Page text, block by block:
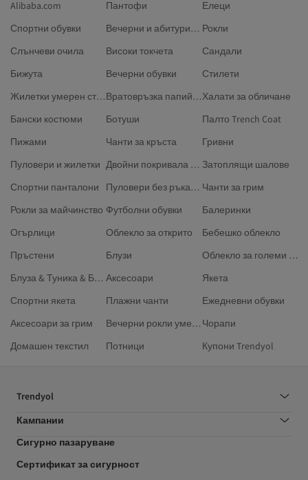
Alibaba.com
Пантофи
Елеци
Спортни обувки
Вечерни и абитуриентски рокли Рокли
Слънчеви очила
Високи токчета
Сандали
Бижута
Вечерни обувки
Стилети
Жилетки умерен стил
Вратовръзка папийонкаХалати за обличане
Бански костюми
Ботуши
Палто Trench Coat
Пижами
Чанти за кръста
Гривни
Пуловери и жилетки
Двойни покривала за завивки Затоплящи шалове
Спортни панталони
Пуловери без ръкави размер Плюс Чанти за грим
Рокли за майчинство Футболни обувки
Балеринки
Огърлици
Облекло за открито
Бебешко облекло
Пръстени
Блузи
Облекло за големи размери
Блуза & Туника & Бюстие Аксесоари
Якета
Спортни якета
Плажни чанти
Ежедневни обувки
Аксесоари за грим
Вечерни рокли умерен стил Чорапи
Домашен текстил
Потници Купони Trendyol
Trendyol
Кампании
Сигурно пазаруване
Сертификат за сигурност